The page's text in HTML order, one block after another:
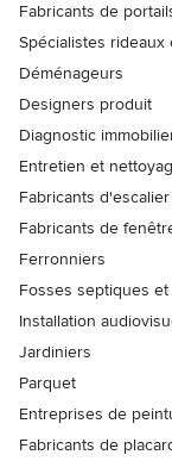
Fabricants de
Spécialistes
Déménageurs
Designers produit
Diagnostic
Entretien et
Fabricants
Fabricants de
Ferronniers
Fosses septiques
Installation
Jardiniers
Parquet
Entreprises de
Fabricants de